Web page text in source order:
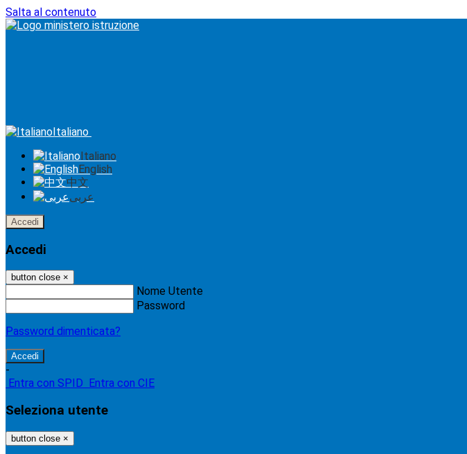
Salta al contenuto
Italiano
Italiano
English
中文
عربى
Accedi
Accedi
button close ×
Nome Utente
Password
Password dimenticata?
-
Entra con SPID
Entra con CIE
Seleziona utente
button close ×